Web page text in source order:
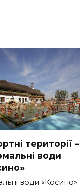
території –
води
води «Косино»: